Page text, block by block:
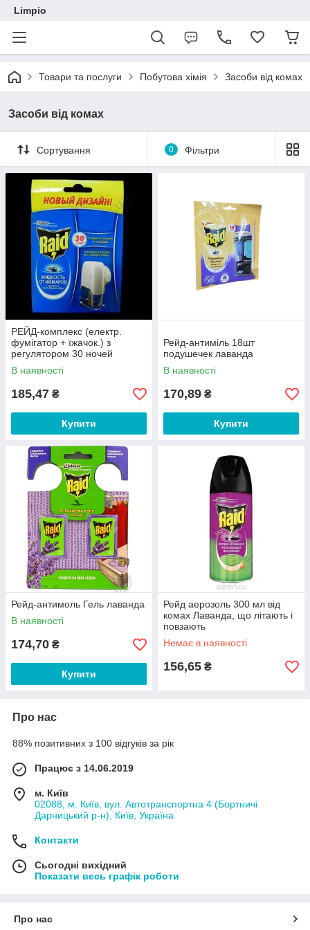
Limpio
Товари та послуги Побутова хімія Засоби від комах
Засоби від комах
Сортування 0 Фільтри
РЕЙД-комплекс (електр.
фумігатор + їжачок.) з
регулятором 30 ночей
В наявності
185,47 ₴
Купити
Рейд-антиміль 18шт
подушечек лаванда
В наявності
170,89 ₴
Купити
Рейд-антимоль Гель лаванда
В наявності
174,70 ₴
Купити
Рейд аерозоль 300 мл від
комах Лаванда, що літають і
повзають
Немає в наявності
156,65 ₴
Про нас
88% позитивних з 100 відгуків за рік
Працює з 14.06.2019
м. Київ
02088, м. Київ, вул. Автотранспортна 4 (Бортничі
Дарницький р-н), Київ, Україна
Контакти
Сьогодні вихідний
Показати весь графік роботи
Про нас